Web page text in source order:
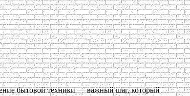
бытовой техники — важный шаг, который